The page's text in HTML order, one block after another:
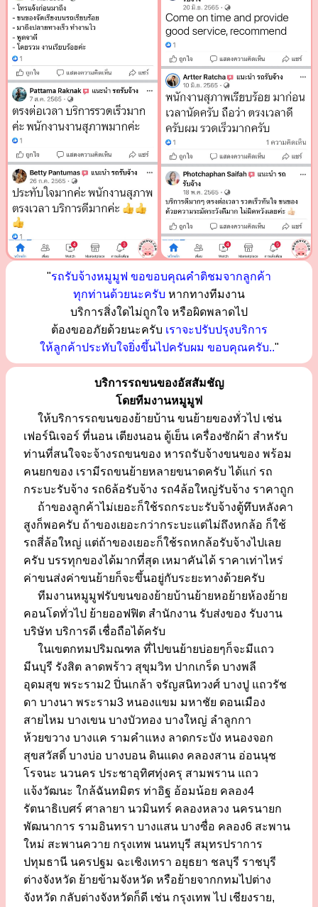
"รถรับจ้างหมูมูฟ ขอขอบคุณคำติชมจากลูกค้า
ทุกท่านด้วยนะครับ หากทางทีมงาน
บริการสิ่งใดไม่ถูกใจ หรือผิดพลาดไป
ต้องขออภัยด้วยนะครับ เราจะปรับปรุงบริการ
ให้ลูกค้าประทับใจยิ่งขึ้นไปครับผม ขอบคุณครับ.."
บริการรถขนของอัสสัมชัญ
โดยทีมงานหมูมูฟ
ให้บริการรถขนของย้ายบ้าน ขนย้ายของทั่วไป เช่น
เฟอร์นิเจอร์ ที่นอน เตียงนอน ตู้เย็น เครื่องซักผ้า สำหรับ
ท่านที่สนใจจะจ้างรถขนของ หารถรับจ้างขนของ พร้อม
คนยกของ เรามีรถขนย้ายหลายขนาดครับ ได้แก่ รถ
กระบะรับจ้าง รถ6ล้อรับจ้าง รถ4ล้อใหญ่รับจ้าง ราคาถูก
ถ้าของลูกค้าไม่เยอะก็ใช้รถกระบะรับจ้างตู้ทึบหลังคา
สูงก็พอครับ ถ้าของเยอะกว่ากระบะแต่ไม่ถึงหกล้อ ก็ใช้
รถสี่ล้อใหญ่ แต่ถ้าของเยอะก็ใช้รถหกล้อรับจ้างไปเลย
ครับ บรรทุกของได้มากที่สุด เหมาคันได้ ราคาเท่าไหร่
ค่าขนส่งค่าขนย้ายก็จะขึ้นอยู่กับระยะทางด้วยครับ
ทีมงานหมูมูฟรับขนของย้ายบ้านย้ายหอย้ายห้องย้าย
คอนโดทั่วไป ย้ายออฟฟิต สำนักงาน รับส่งของ รับงาน
บริษัท บริการดี เชื่อถือได้ครับ
ในเขตกทมปริมณฑล ที่ไปขนย้ายบ่อยๆก็จะมีแถว
มีนบุรี รังสิต ลาดพร้าว สุขุมวิท ปากเกร็ด บางพลี
อุดมสุข พระราม2 ปิ่นเกล้า จรัญสนิทวงศ์ บางปู แถวรัช
ดา บางนา พระราม3 หนองแขม มหาชัย ดอนเมือง
สายไหม บางเขน บางบัวทอง บางใหญ่ ลำลูกกา
ห้วยขวาง บางแค รามคำแหง ลาดกระบัง หนองจอก
สุขสวัสดิ์ บางบ่อ บางบอน ดินแดง คลองสาน อ่อนนุช
โรจนะ นวนคร ประชาอุทิศทุ่งครุ สามพราน แถว
แจ้งวัฒนะ ใกล้ฉันทมิตร ท่าอิฐ อ้อมน้อย คลอง4
รัตนาธิเบศร์ ศาลายา นวมินทร์ คลองหลวง นครนายก
พัฒนาการ รามอินทรา บางแสน บางซื่อ คลอง6 สะพาน
ใหม่ สะพานควาย กรุงเทพ นนทบุรี สมุทรปราการ
ปทุมธานี นครปฐม ฉะเชิงเทรา อยุธยา ชลบุรี ราชบุรี
ต่างจังหวัด ย้ายข้ามจังหวัด หรือย้ายจากกทมไปต่าง
จังหวัด กลับต่างจังหวัดก็ดี เช่น กรุงเทพ ไป เชียงราย,